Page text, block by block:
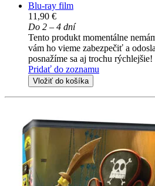
Blu-ray film
11,90 €
Do 2 – 4 dní
Tento produkt momentálne
vám ho vieme zabezpečiť a
posnažíme sa aj trochu rýchlejšie!
Pridať do zoznamu
Vložiť do košíka